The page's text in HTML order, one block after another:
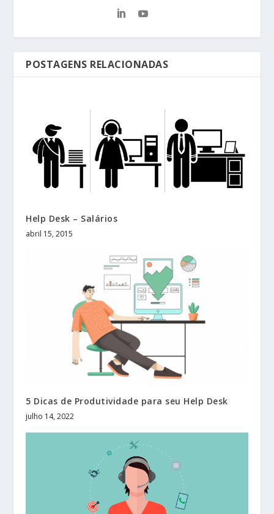
POSTAGENS RELACIONADAS
Help Desk – Salários
abril 15, 2015
5 Dicas de Produtividade para seu Help Desk
julho 14, 2022